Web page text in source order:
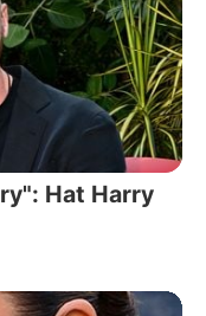
Hat Harry